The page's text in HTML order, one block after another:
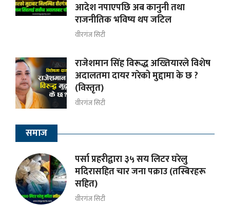
आदेश नपाएपछि अब कानुनी तथा
राजनीतिक भविष्य थप जटिल
वीरगंज सिटी
राजेशमान सिंह विरूद्ध अख्तियारले विशेष
अदालतमा दायर गरेको मुद्दामा के छ ?
(विस्तृत)
वीरगंज सिटी
समाज
पर्सा प्रहरीद्वारा ३५ सय लिटर घरेलु
मदिरासहित चार जना पक्राउ (तस्बिरहरू
सहित)
वीरगंज सिटी